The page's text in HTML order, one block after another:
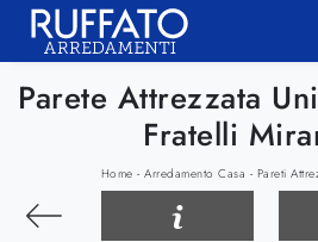
Parete Attrezzata
Fratelli
Home - Arredamento Casa - Pareti